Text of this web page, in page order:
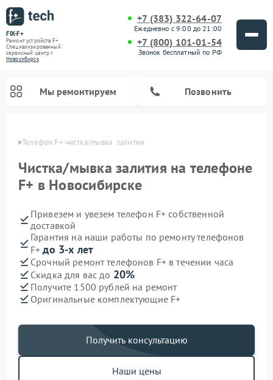
FIX-F+
Ремонт устройств F+
Специализированный
cервисный центр г.
Новосибирск
+7 (383) 322-64-07
Ежедневно с 9:00 до 21:00
+7 (800) 101-01-54
Звонок бесплатный по РФ
Мы ремонтируем Позвонить
Телефон F+ чистка/мывка  залития
Чистка/мывка залития на телефоне
F+ в Новосибирске
Привезем и увезем телефон F+ собственной
доставкой
Гарантия на наши работы по ремонту телефонов
F+до 3-х лет
Срочный ремонт телефонов F+ в течении часа
Скидка для вас до 20%
Получите 1500 рублей на ремонт
Оригинальные комплектующие F+
Получить консультацию
Наши цены